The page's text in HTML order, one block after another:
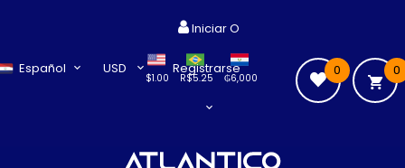
Español USD
$1.00 ₲6,000
R$5.25
Iniciar O
Registrarse 0
0